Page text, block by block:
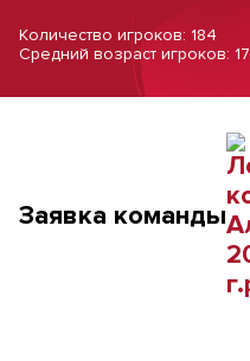
Количество игроков: 184
Средний возраст игроков:
Заявка команды